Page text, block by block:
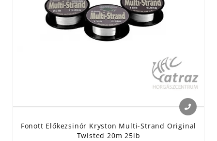
Fonott Előkezsinór Kryston Multi-Strand Original
Twisted 20m 25lb